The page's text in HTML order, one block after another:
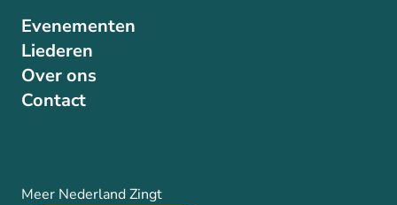
Evenementen
Liederen
Over ons
Contact
Meer Nederland Zingt